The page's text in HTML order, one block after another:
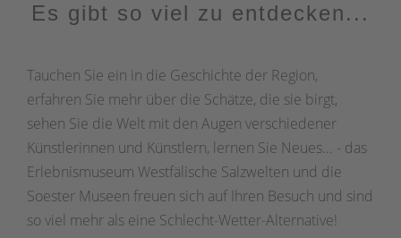
Es gibt so viel zu entdecken...
Tauchen Sie ein in die Geschichte der Region,
erfahren Sie mehr über die Schätze, die sie birgt,
sehen Sie die Welt mit den Augen verschiedener
Künstlerinnen und Künstlern, lernen Sie Neues... - das
Erlebnismuseum Westfälische Salzwelten und die
Soester Museen freuen sich auf Ihren Besuch und sind
so viel mehr als eine Schlecht-Wetter-Alternative!